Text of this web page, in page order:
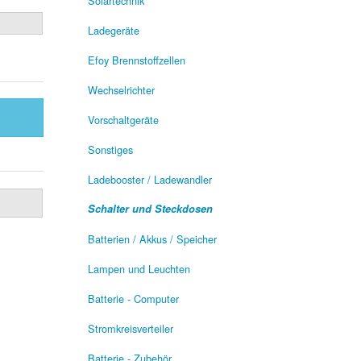
Ladegeräte
Efoy Brennstoffzellen
Wechselrichter
Vorschaltgeräte
Sonstiges
Ladebooster / Ladewandler
Schalter und Steckdosen
Batterien / Akkus / Speicher
Lampen und Leuchten
Batterie - Computer
Stromkreisverteiler